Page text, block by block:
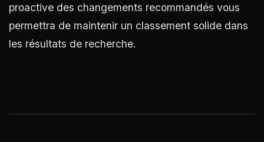
proactive des changements recommandés vous
permettra de maintenir un classement solide dans
les résultats de recherche.